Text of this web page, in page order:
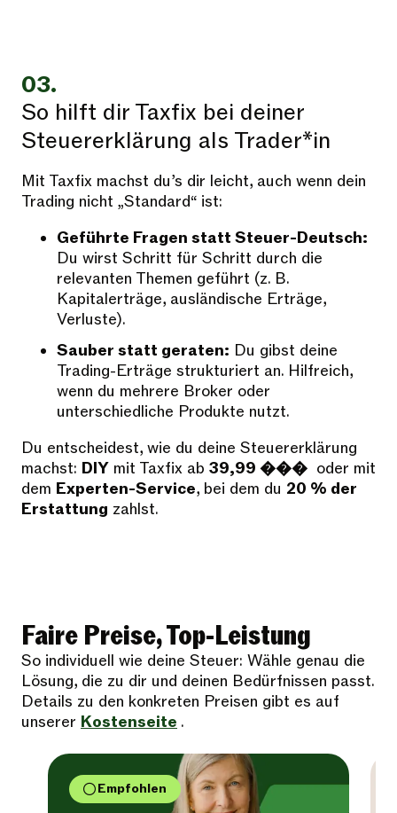
03.
So hilft dir Taxfix bei deiner
Steuererklärung als Trader*in
Mit Taxfix machst du’s dir leicht, auch wenn dein
Trading nicht „Standard“ ist:
Geführte Fragen statt Steuer-Deutsch:
Du wirst Schritt für Schritt durch die
relevanten Themen geführt (z. B.
Kapitalerträge, ausländische Erträge,
Verluste).
Sauber statt geraten: Du gibst deine
Trading-Erträge strukturiert an. Hilfreich,
wenn du mehrere Broker oder
unterschiedliche Produkte nutzt.
Du entscheidest, wie du deine Steuererklärung
machst: DIY mit Taxfix ab 39,99 ��� oder mit
dem Experten-Service, bei dem du 20 % der
Erstattung zahlst.
Faire Preise, Top-Leistung
So individuell wie deine Steuer: Wähle genau die
Lösung, die zu dir und deinen Bedürfnissen passt.
Details zu den konkreten Preisen gibt es auf
unserer Kostenseite .
Empfohlen